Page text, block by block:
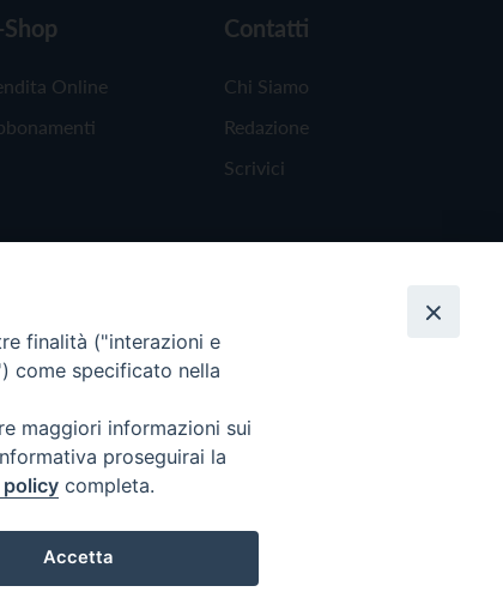
Shop
Online
Contatti
Chi Siamo
Redazione
Scrivici
finalità ("interazioni e
come specificato nella
maggiori informazioni sui
proseguirai la
completa.
Accetta